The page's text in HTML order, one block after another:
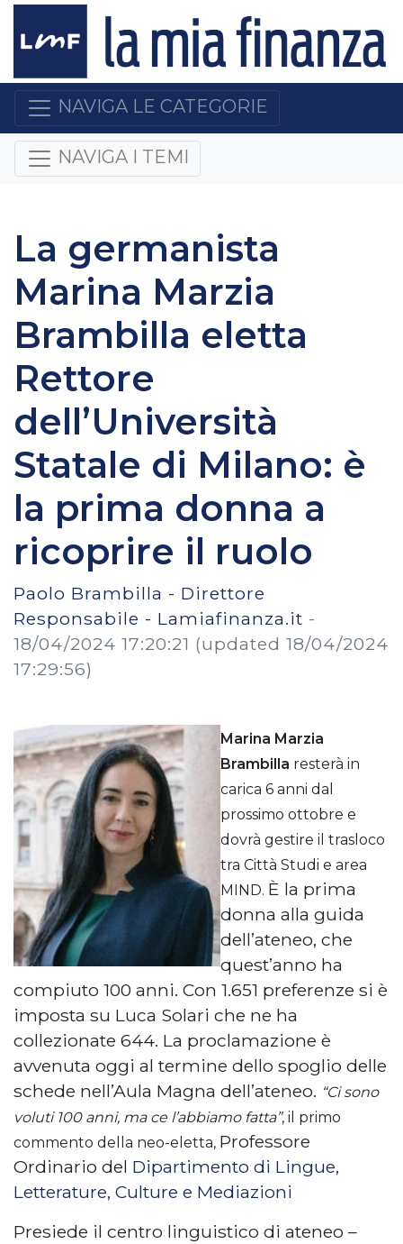
NAVIGA LE CATEGORIE
NAVIGA I TEMI
La germanista
Marina Marzia
Brambilla eletta
Rettore
dell’Università
Statale di Milano: è
la prima donna a
ricoprire il ruolo
Paolo Brambilla - Direttore
Responsabile - Lamiafinanza.it -
18/04/2024 17:20:21 (updated 18/04/2024
17:29:56)
Marina Marzia
Brambilla resterà in
carica 6 anni dal
prossimo ottobre e
dovrà gestire il trasloco
tra Città Studi e area
MIND. È la prima
donna alla guida
dell’ateneo, che
quest’anno ha
compiuto 100 anni. Con 1.651 preferenze si è
imposta su Luca Solari che ne ha
collezionate 644. La proclamazione è
avvenuta oggi al termine dello spoglio delle
schede nell’Aula Magna dell’ateneo. “Ci sono
voluti 100 anni, ma ce l’abbiamo fatta”, il primo
commento della neo-eletta, Professore
Ordinario del Dipartimento di Lingue,
Letterature, Culture e Mediazioni
Presiede il centro linguistico di ateneo –